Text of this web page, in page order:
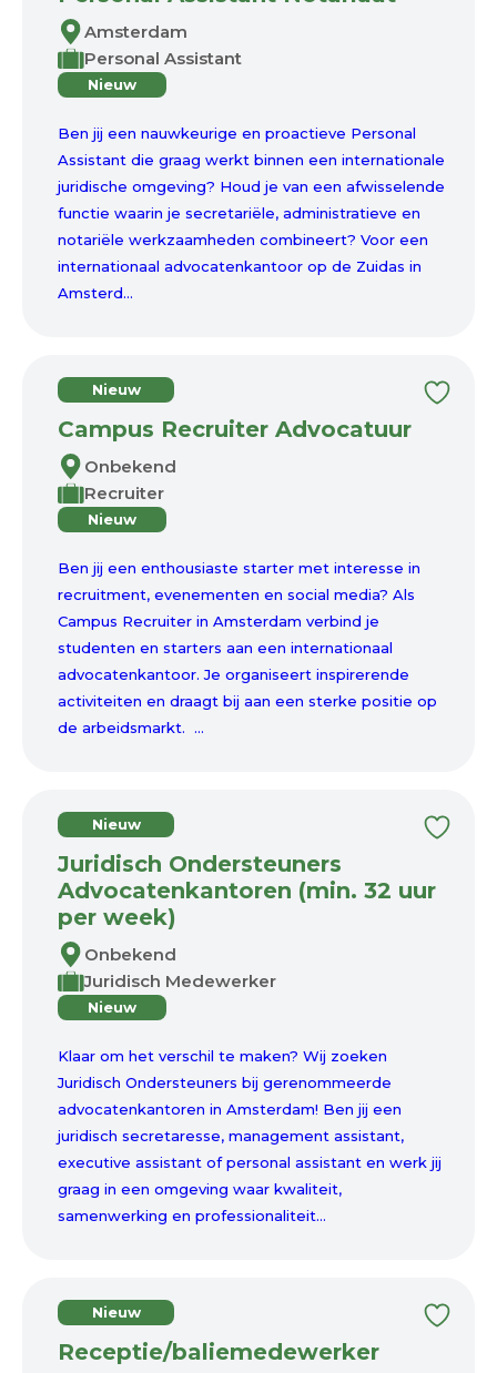
Amsterdam
Personal Assistant
Nieuw
Ben jij een nauwkeurige en proactieve Personal
Assistant die graag werkt binnen een internationale
juridische omgeving? Houd je van een afwisselende
functie waarin je secretariële, administratieve en
notariële werkzaamheden combineert? Voor een
internationaal advocatenkantoor op de Zuidas in
Amsterd...
Nieuw
Campus Recruiter Advocatuur
Onbekend
Recruiter
Nieuw
Ben jij een enthousiaste starter met interesse in
recruitment, evenementen en social media? Als
Campus Recruiter in Amsterdam verbind je
studenten en starters aan een internationaal
advocatenkantoor. Je organiseert inspirerende
activiteiten en draagt bij aan een sterke positie op
de arbeidsmarkt. ...
Nieuw
Juridisch Ondersteuners
Advocatenkantoren (min. 32 uur
per week)
Onbekend
Juridisch Medewerker
Nieuw
Klaar om het verschil te maken? Wij zoeken
Juridisch Ondersteuners bij gerenommeerde
advocatenkantoren in Amsterdam! Ben jij een
juridisch secretaresse, management assistant,
executive assistant of personal assistant en werk jij
graag in een omgeving waar kwaliteit,
samenwerking en professionaliteit...
Nieuw
Receptie/baliemedewerker